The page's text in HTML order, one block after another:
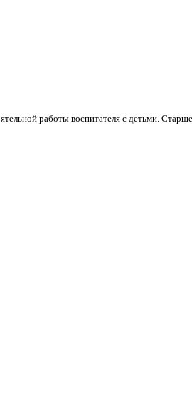
работы воспитателя с детьми.